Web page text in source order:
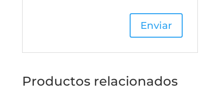
Productos relacionados